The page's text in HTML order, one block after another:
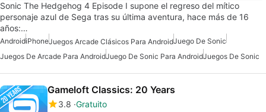
Sonic The Hedgehog 4 Episode I supone el regreso del mítico
personaje azul de Sega tras su última aventura, hace más de 16
años:…
AndroidiPhoneJuegos Arcade Clásicos Para AndroidJuego De Sonic
Juegos De Arcade Para AndroidJuego De Sonic Para AndroidJuegos De Sonic
Gameloft Classics: 20 Years
3.8 Gratuito